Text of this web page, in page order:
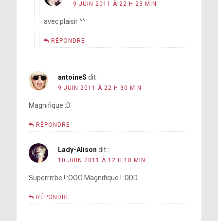
9 JUIN 2011 À 22 H 23 MIN
avec plaisir ^^
RÉPONDRE
antoineS dit :
9 JUIN 2011 À 22 H 30 MIN
Magnifique :D
RÉPONDRE
Lady-Alison dit :
10 JUIN 2011 À 12 H 18 MIN
Superrrrbe ! :OOO Magnifique ! :DDD
RÉPONDRE